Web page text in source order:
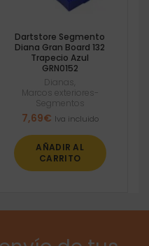
Dartstore Segmento
Diana Gran Board 132
Trapecio Azul
GRN0152
Dianas
Marcos exteriores-
Segmentos
7,69€ Iva incluido
AÑADIR AL
CARRITO